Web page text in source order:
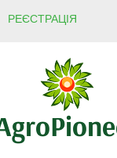
РЕЄСТРАЦІЯ
ДОСТАВКА І ОПЛАТА
ПРО НАС
ГАРАНТІЇ
КОНТАКТИ